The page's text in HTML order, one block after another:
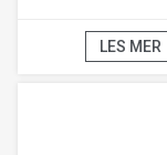
LES MER